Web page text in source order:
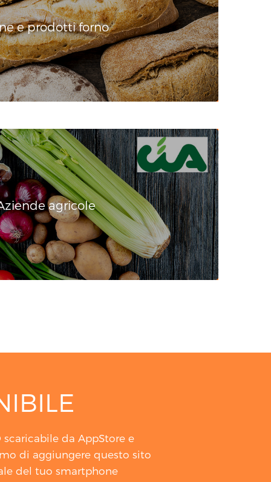
e prodotti forno
agricole
scaricabile da AppStore e
di aggiungere questo sito
del tuo smartphone